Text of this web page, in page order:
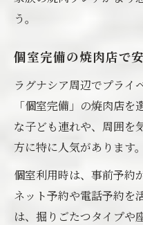
う。
個室完備の焼肉店で
ラグナシア周辺でプライ
「個室完備」の焼肉店
な子ども連れや、周囲を
方に特に人気があります。
個室利用時は、事前予約
ネット予約や電話予約を
は、掘りごたつタイプや